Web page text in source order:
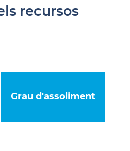
recursos
Grau d'assoliment